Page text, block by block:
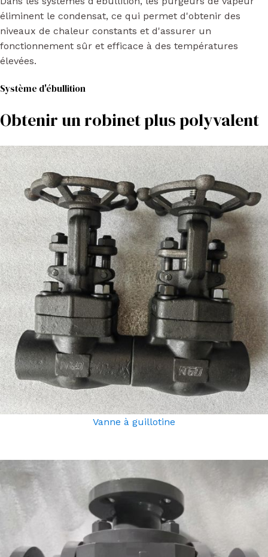
éliminent le condensat, ce qui permet d'obtenir des
niveaux de chaleur constants et d'assurer un
fonctionnement sûr et efficace à des températures
élevées.
Système d'ébullition
Obtenir un robinet plus polyvalent
Vanne à guillotine